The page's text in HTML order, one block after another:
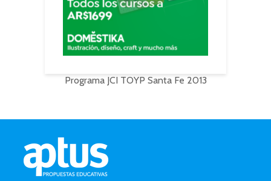
Programa JCI TOYP Santa Fe 2013